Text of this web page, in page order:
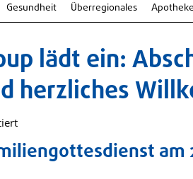
Gesundheit Überregionales
lädt ein:
herzliches
am